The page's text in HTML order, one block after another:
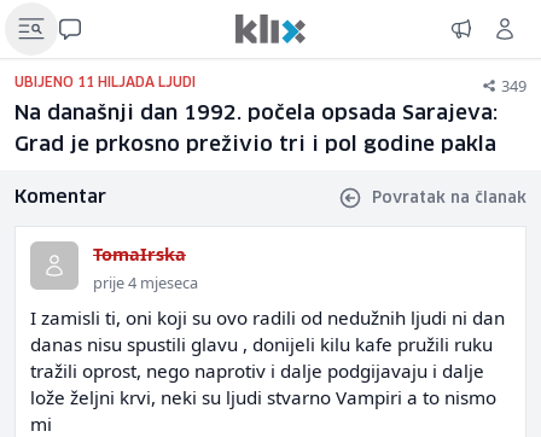
UBIJENO 11 HILJADA LJUDI 349
Na današnji dan 1992. počela opsada Sarajeva:
Grad je prkosno preživio tri i pol godine pakla
Komentar Povratak na članak
TomaIrska
prije 4 mjeseca
I zamisli ti, oni koji su ovo radili od nedužnih ljudi ni dan
danas nisu spustili glavu , donijeli kilu kafe pružili ruku
tražili oprost, nego naprotiv i dalje podgijavaju i dalje
lože željni krvi, neki su ljudi stvarno Vampiri a to nismo
mi